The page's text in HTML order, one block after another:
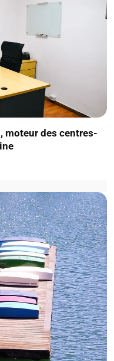
moteur des centres-